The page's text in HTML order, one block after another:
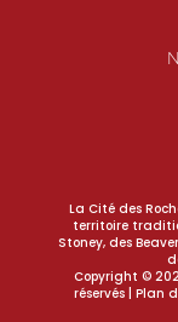
La Cité des
territoire
Stoney, des
Copyright ©
réservés | Plan